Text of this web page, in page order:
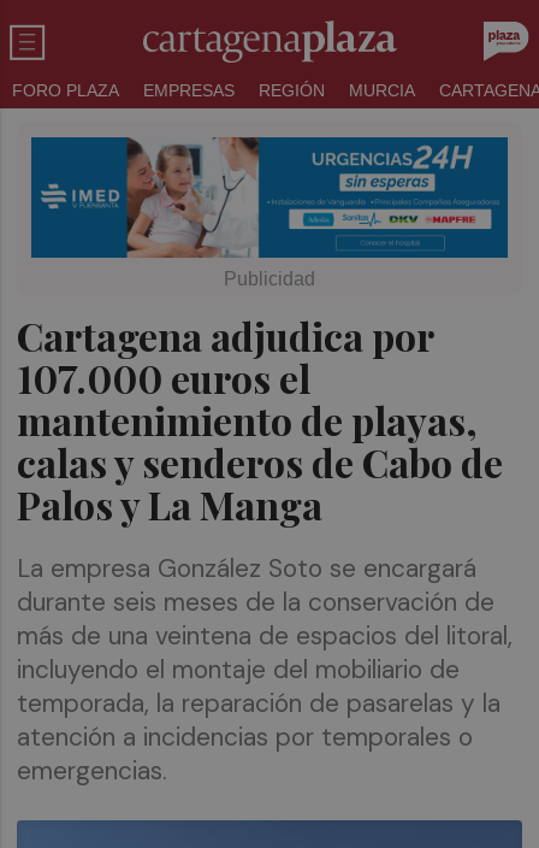
FORO PLAZA EMPRESAS REGIÓN MURCIA
Cartagena adjudica por
107.000 euros el
mantenimiento de playas,
calas y senderos de Cabo de
Palos y La Manga
La empresa González Soto se encargará
durante seis meses de la conservación de
más de una veintena de espacios del litoral,
incluyendo el montaje del mobiliario de
temporada, la reparación de pasarelas y la
atención a incidencias por temporales o
emergencias.